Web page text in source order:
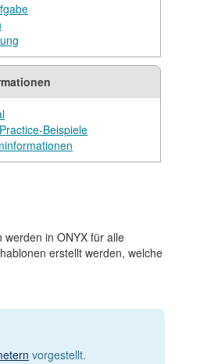
Beispiele
in ONYX für alle
erstellt werden, welche
vorgestellt.